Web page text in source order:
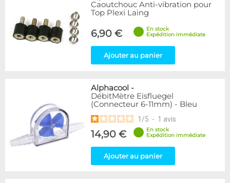
Articles en promotions
Appliquer
Caoutchouc Anti-vibration pour
Top Plexi Laing
6,90 €
En stock
Expédition immédiate
Ajouter au panier
Alphacool -
DébitMètre Eisfluegel
(Connecteur 6-11mm) - Bleu
1 /5 - 1 avis
14,90 €
En stock
Expédition immédiate
Ajouter au panier